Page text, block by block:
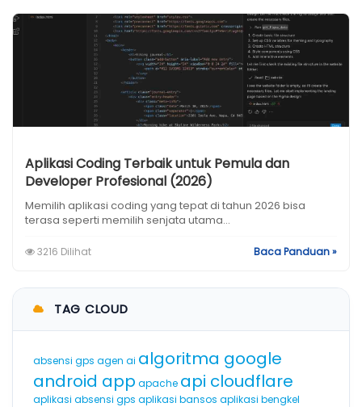
Aplikasi Coding Terbaik untuk Pemula dan
Developer Profesional (2026)
Memilih aplikasi coding yang tepat di tahun 2026 bisa
terasa seperti memilih senjata utama...
3216 Dilihat Baca Panduan »
TAG CLOUD
absensi gps agen ai algoritma google
android app apache api cloudflare
aplikasi absensi gps aplikasi bansos aplikasi bengkel